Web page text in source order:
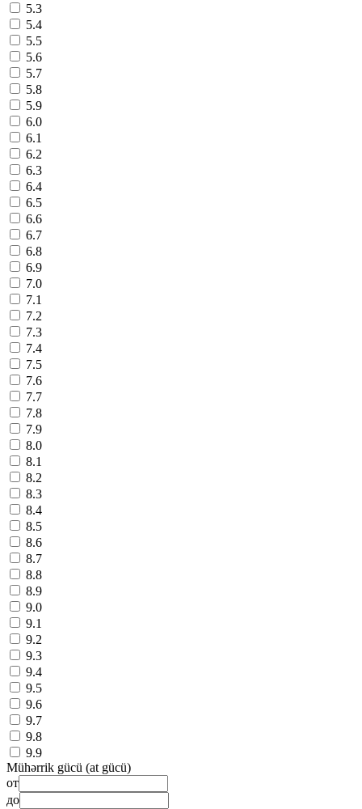
5.3
5.4
5.5
5.6
5.7
5.8
5.9
6.0
6.1
6.2
6.3
6.4
6.5
6.6
6.7
6.8
6.9
7.0
7.1
7.2
7.3
7.4
7.5
7.6
7.7
7.8
7.9
8.0
8.1
8.2
8.3
8.4
8.5
8.6
8.7
8.8
8.9
9.0
9.1
9.2
9.3
9.4
9.5
9.6
9.7
9.8
9.9
Mühərrik gücü (at gücü)
от
до